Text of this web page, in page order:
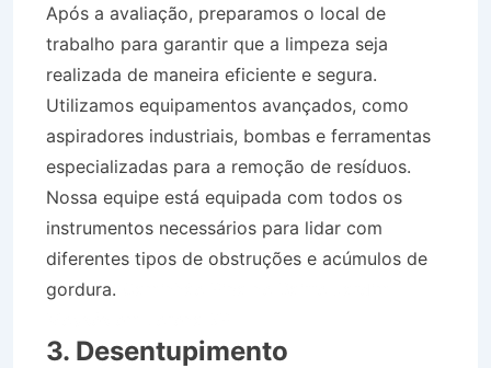
Após a avaliação, preparamos o local de
trabalho para garantir que a limpeza seja
realizada de maneira eficiente e segura.
Utilizamos equipamentos avançados, como
aspiradores industriais, bombas e ferramentas
especializadas para a remoção de resíduos.
Nossa equipe está equipada com todos os
instrumentos necessários para lidar com
diferentes tipos de obstruções e acúmulos de
gordura.
3. Desentupimento